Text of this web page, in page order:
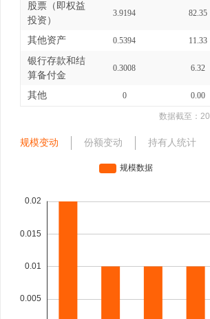
股票（即权益
投资）
3.9194 82.35
其他资产 0.5394 11.33
银行存款和结
算备付金
0.3008 6.32
其他 0 0.00
数据截至：
规模变动 份额变动 持有人统计